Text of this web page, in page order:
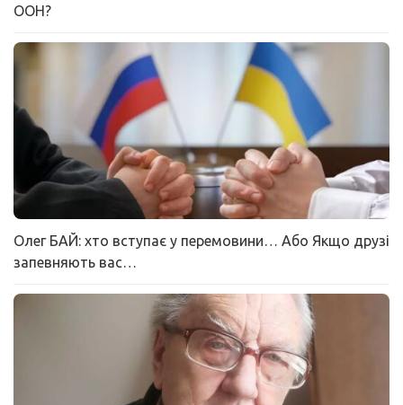
ООН?
Олег БАЙ: хто вступає у перемовини… Або Якщо друзі
запевняють вас…